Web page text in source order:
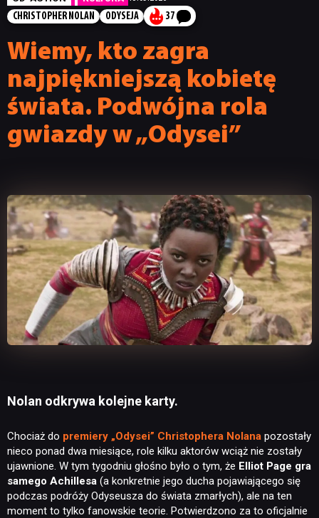
CHRISTOPHER NOLAN
ODYSEJA 37
Wiemy, kto zagra
najpiękniejszą kobietę
świata. Podwójna rola
gwiazdy w „Odysei”
Nolan odkrywa kolejne karty.
Chociaż do premiery „Odysei” Christophera Nolana pozostały
nieco ponad dwa miesiące, role kilku aktorów wciąż nie zostały
ujawnione. W tym tygodniu głośno było o tym, że Elliot Page gra
samego Achillesa (a konkretnie jego ducha pojawiającego się
podczas podróży Odyseusza do świata zmarłych), ale na ten
moment to tylko fanowskie teorie. Potwierdzono za to oficjalnie